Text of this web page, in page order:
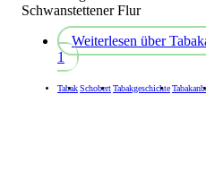
Schwanstettener Flur
Weiterlesen über
1
TabakSchobertTabakgeschichte